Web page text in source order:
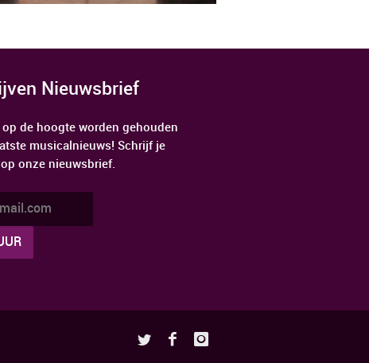
Nieuwsbrief
de hoogte worden gehouden
musicalnieuws! Schrijf je
onze nieuwsbrief.